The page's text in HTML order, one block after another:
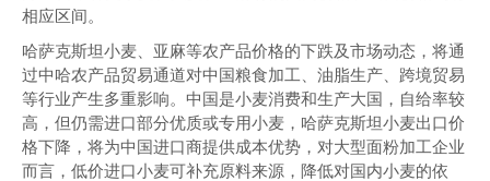
相应区间。
哈萨克斯坦小麦、亚麻等农产品价格的下跌及市场动态，将通
过中哈农产品贸易通道对中国粮食加工、油脂生产、跨境贸易
等行业产生多重影响。中国是小麦消费和生产大国，自给率较
高，但仍需进口部分优质或专用小麦，哈萨克斯坦小麦出口价
格下降，将为中国进口商提供成本优势，对大型面粉加工企业
而言，低价进口小麦可补充原料来源，降低对国内小麦的依